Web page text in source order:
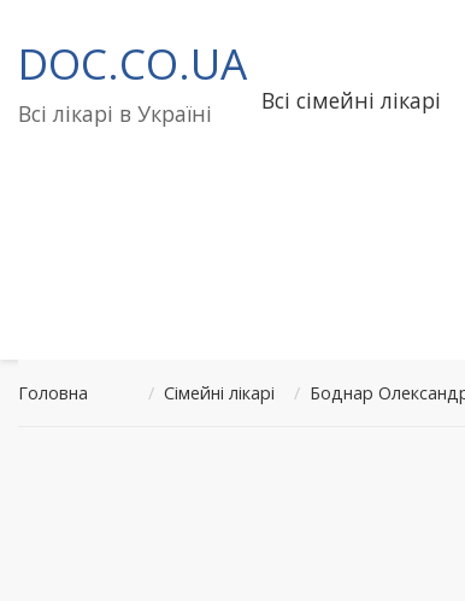
до
вмісту
DOC.CO.UA
Всі лікарі в Україні Всі сімейні лікарі
Головна / Сімейні лікарі / Боднар